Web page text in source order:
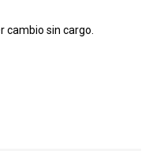
cambio sin cargo.